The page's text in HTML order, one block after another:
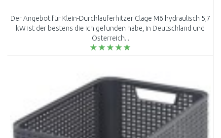
Der Angebot für Klein-Durchlauferhitzer Clage M6 hydraulisch 5,7
kW ist der bestens die ich gefunden habe, in Deutschland und
Österreich...